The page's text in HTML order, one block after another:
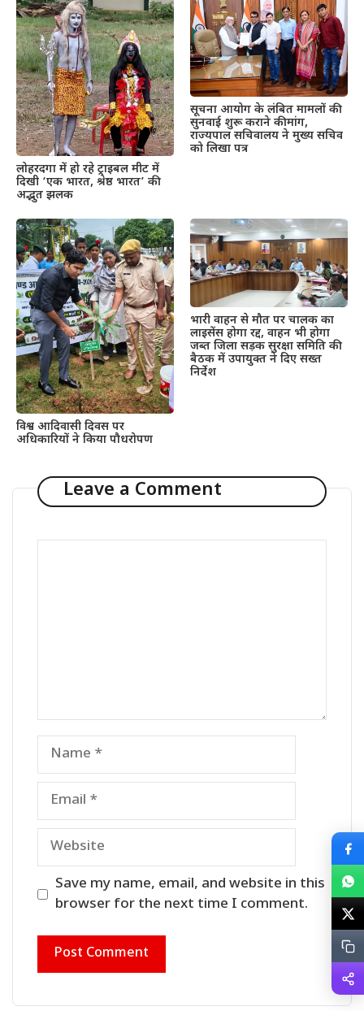
लोहरदगा में हो रहे ट्राइबल मीट में
दिखी ‘एक भारत, श्रेष्ठ भारत’ की
अद्भुत झलक
सूचना आयोग के लंबित मामलों की
सुनवाई शुरू कराने की मांग,
राज्यपाल सचिवालय ने मुख्य सचिव
को लिखा पत्र
विश्व आदिवासी दिवस पर
अधिकारियों ने किया पौधरोपण
भारी वाहन से मौत पर चालक का
लाइसेंस होगा रद्द, वाहन भी होगा
जब्त जिला सड़क सुरक्षा समिति की
बैठक में उपायुक्त ने दिए सख्त
निर्देश
Leave a Comment
Name
Email
Website
Save my name, email, and website in this
browser for the next time I comment.